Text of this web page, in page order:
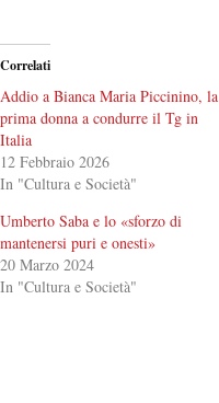
Correlati
Addio a Bianca Maria Piccinino, la
prima donna a condurre il Tg in
Italia
12 Febbraio 2026
In "Cultura e Società"
Umberto Saba e lo «sforzo di
mantenersi puri e onesti»
20 Marzo 2024
In "Cultura e Società"